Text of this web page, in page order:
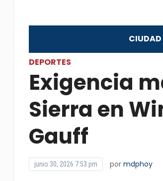
CIUDAD
DEPORTES
Exigencia
Sierra en
Gauff
junio 30, 2026 7:53 pm por mdphoy